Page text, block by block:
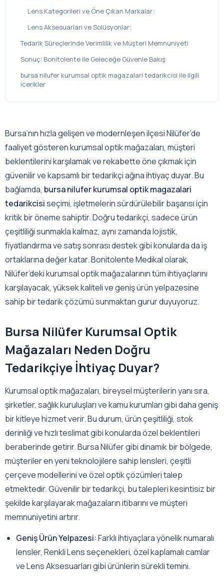
Lens Kategorileri ve Öne Çıkan Markalar:
Lens Aksesuarları ve Solüsyonlar:
Tedarik Süreçlerinde Verimlilik ve Müşteri Memnuniyeti
Sonuç: Bonitolente ile Geleceğe Güvenle Bakış
bursa nilufer kurumsal optik magazalari tedarikcisi ile ilgili
icerikler
Bursa’nın hızla gelişen ve modernleşen ilçesi Nilüfer’de
faaliyet gösteren kurumsal optik mağazaları, müşteri
beklentilerini karşılamak ve rekabette öne çıkmak için
güvenilir ve kapsamlı bir tedarikçi ağına ihtiyaç duyar. Bu
bağlamda, bursa nilufer kurumsal optik magazalari
tedarikcisiseçimi, işletmelerin sürdürülebilir başarısı için
kritik bir öneme sahiptir. Doğru tedarikçi, sadece ürün
çeşitliliği sunmakla kalmaz, aynı zamanda lojistik,
fiyatlandırma ve satış sonrası destek gibi konularda da iş
ortaklarına değer katar. Bonitolente Medikal olarak,
Nilüfer’deki kurumsal optik mağazalarının tüm ihtiyaçlarını
karşılayacak, yüksek kaliteli ve geniş ürün yelpazesine
sahip bir tedarik çözümü sunmaktan gurur duyuyoruz.
Bursa Nilüfer Kurumsal Optik
Mağazaları Neden Doğru
Tedarikçiye İhtiyaç Duyar?
Kurumsal optik mağazaları, bireysel müşterilerin yanı sıra,
şirketler, sağlık kuruluşları ve kamu kurumları gibi daha geniş
bir kitleye hizmet verir. Bu durum, ürün çeşitliliği, stok
derinliği ve hızlı teslimat gibi konularda özel beklentileri
beraberinde getirir. Bursa Nilüfer gibi dinamik bir bölgede,
müşteriler en yeni teknolojilere sahip lensleri, çeşitli
çerçeve modellerini ve özel optik çözümleri talep
etmektedir. Güvenilir bir tedarikçi, bu talepleri kesintisiz bir
şekilde karşılayarak mağazaların itibarını ve müşteri
memnuniyetini artırır.
Geniş Ürün Yelpazesi:Farklı ihtiyaçlara yönelik numaralı
lensler, Renkli Lens seçenekleri, özel kaplamalı camlar
ve Lens Aksesuarları gibi ürünlerin sürekli temini.